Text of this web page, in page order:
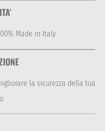
Made in Italy
la sicurezza della tua